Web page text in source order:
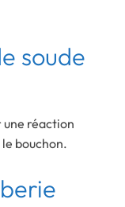
soude
une réaction
bouchon.